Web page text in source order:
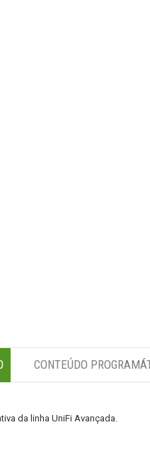
CONTEÚDO
da linha UniFi Avançada.